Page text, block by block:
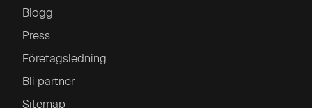
Blogg
Press
Företagsledning
Bli partner
Sitemap